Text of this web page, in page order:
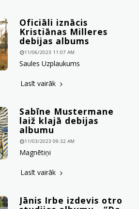
Oficiāli iznācis
Kristiānas Milleres
debijas albums
11/06/2023 11:07 AM
Saules Uzplaukums
Lasīt vairāk
Sabīne Mustermane
laiž klajā debijas
albumu
11/03/2023 09:32 AM
Magnētiņi
Lasīt vairāk
Jānis Irbe izdevis otro